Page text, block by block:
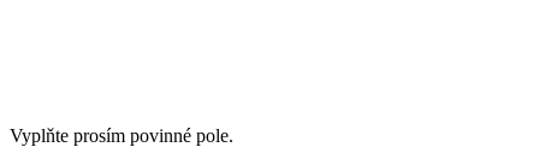
Vyplňte prosím povinné pole.